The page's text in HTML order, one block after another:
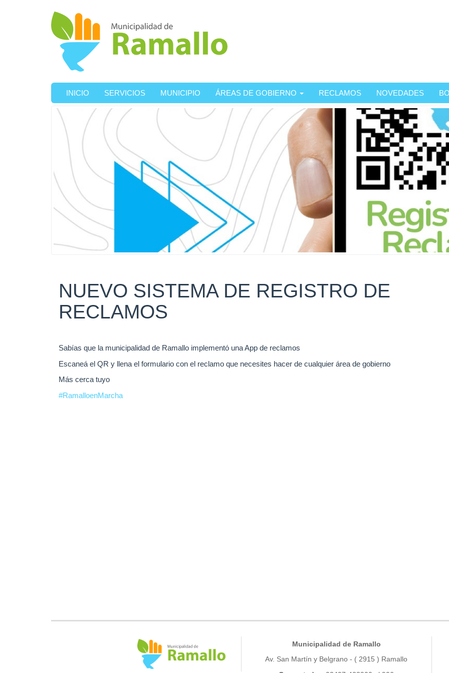
INICIO SERVICIOS MUNICIPIO ÁREAS DE GOBIERNO RECLAMOS NOVEDADES
NUEVO SISTEMA DE REGISTRO DE
RECLAMOS
Sabías que la municipalidad de Ramallo implementó una App de reclamos
Escaneá el QR y llena el formulario con el reclamo que necesites hacer de cualquier área de gobierno
Más cerca tuyo
#RamalloenMarcha
Municipalidad de Ramallo
Av. San Martín y Belgrano - ( 2915 ) Ramallo